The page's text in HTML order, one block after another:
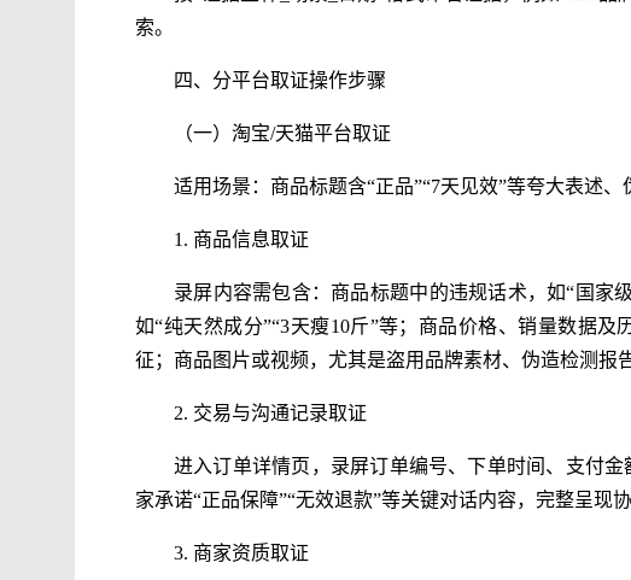
索。
四、分平台取证操作步骤
（一）淘宝/天猫平台取证
适用场景：商品标题含“正品”“7天见效”等夸大表述、
1. 商品信息取证
录屏内容需包含：商品标题中的违规话术，如“国家
如“纯天然成分”“3天瘦10斤”等；商品价格、销量数据
征；商品图片或视频，尤其是盗用品牌素材、伪造检测报
2. 交易与沟通记录取证
进入订单详情页，录屏订单编号、下单时间、支付
家承诺“正品保障”“无效退款”等关键对话内容，完整呈现协
3. 商家资质取证